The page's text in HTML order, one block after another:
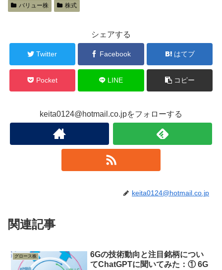
バリュー株 株式
シェアする
Twitter Facebook はてブ
Pocket LINE コピー
keita0124@hotmail.co.jpをフォローする
keita0124@hotmail.co.jp
関連記事
グロース株
6Gの技術動向と注目銘柄につい
てChatGPTに聞いてみた：① 6G